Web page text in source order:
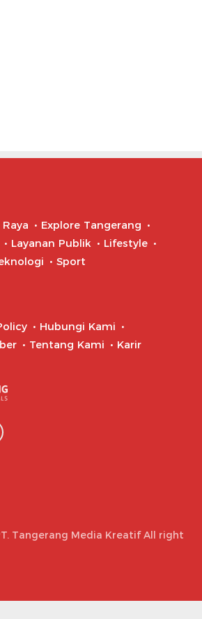
Explore Tangerang
Layanan Publik
Lifestyle
Sport
Hubungi Kami
Tentang Kami Karir
Tangerang Media Kreatif All right